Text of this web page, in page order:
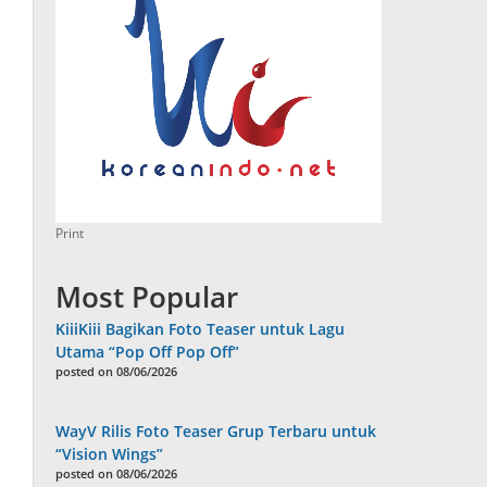
Print
Most Popular
KiiiKiii Bagikan Foto Teaser untuk Lagu
Utama “Pop Off Pop Off”
posted on 08/06/2026
WayV Rilis Foto Teaser Grup Terbaru untuk
“Vision Wings”
posted on 08/06/2026